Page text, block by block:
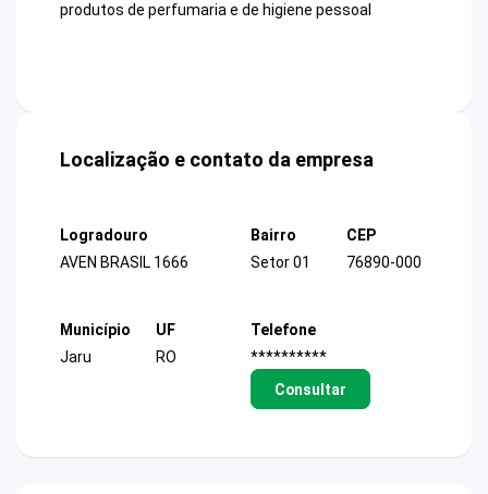
produtos de perfumaria e de higiene pessoal
Localização e contato da empresa
Logradouro
AVEN BRASIL 1666
Bairro
Setor 01
CEP
76890-000
Município
Jaru
UF
RO
Telefone
**********
Consultar